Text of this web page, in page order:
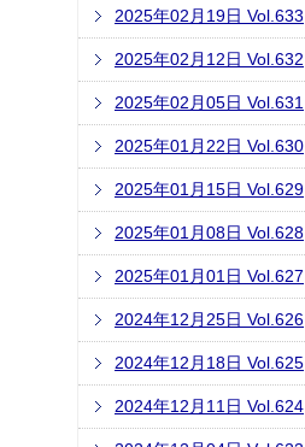
2025年02月19日 Vol.633
2025年02月12日 Vol.632
2025年02月05日 Vol.631
2025年01月22日 Vol.630
2025年01月15日 Vol.629
2025年01月08日 Vol.628
2025年01月01日 Vol.627
2024年12月25日 Vol.626
2024年12月18日 Vol.625
2024年12月11日 Vol.624